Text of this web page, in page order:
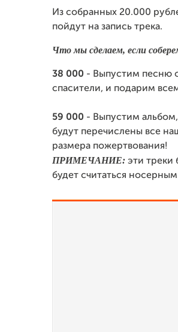
Из собранных 20.000
пойдут на запись трека.
Что мы сделаем, если
38 000 - Выпустим песню
спасители, и подарим
59 000 - Выпустим
будут перечислены все
размера пожертвования!
ПРИМЕЧАНИЕ: эти треки
будет считаться